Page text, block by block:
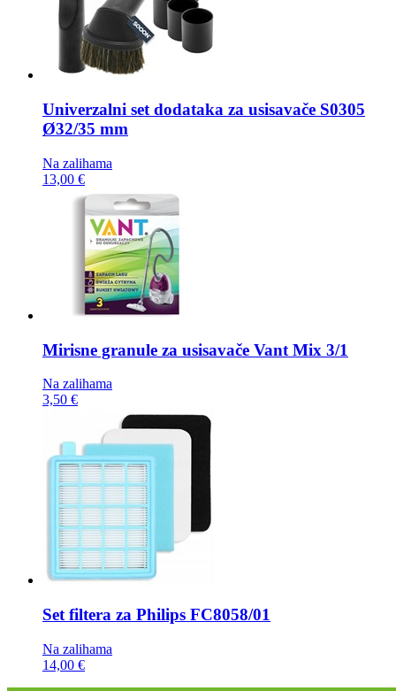
Univerzalni set dodataka za usisavače S0305
Ø32/35 mm
Na zalihama
13,00 €
Mirisne granule za usisavače Vant Mix 3/1
Na zalihama
3,50 €
Set filtera za Philips FC8058/01
Na zalihama
14,00 €